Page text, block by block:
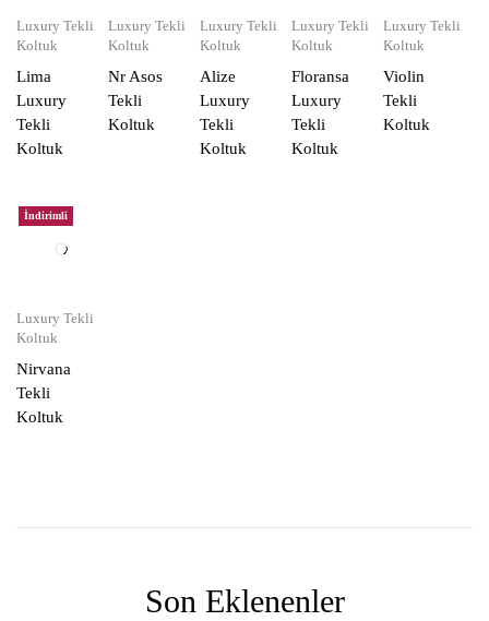
Luxury Tekli
Koltuk
Lima
Luxury
Tekli
Koltuk
Luxury Tekli
Koltuk
Nr Asos
Tekli
Koltuk
Luxury Tekli
Koltuk
Alize
Luxury
Tekli
Koltuk
Luxury Tekli
Koltuk
Floransa
Luxury
Tekli
Koltuk
Luxury Tekli
Koltuk
Violin
Tekli
Koltuk
İndirimli
Luxury Tekli
Koltuk
Nirvana
Tekli
Koltuk
Son Eklenenler